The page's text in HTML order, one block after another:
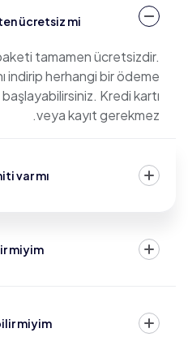
ücretsiz mi?
tamamen ücretsizdir.
indirip herhangi bir ödeme
Kredi kartı
veya kayıt gerekmez.
var mı?
miyim?
miyim?